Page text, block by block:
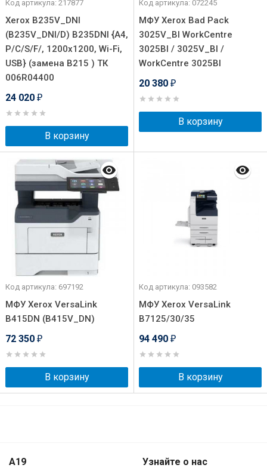
Код артикула: 217877
Xerox B235V_DNI
(B235V_DNI/D) B235DNI {A4,
P/C/S/F/, 1200x1200, Wi-Fi,
USB} (замена B215 ) ТК
006R04400
24 020 ₽
В корзину
Код артикула: 072245
МФУ Xerox Bad Pack
3025V_BI WorkCentre
3025BI / 3025V_BI /
WorkCentre 3025BI
20 380 ₽
В корзину
Код артикула: 697192
МФУ Xerox VersaLink
B415DN (B415V_DN)
72 350 ₽
В корзину
Код артикула: 093582
МФУ Xerox VersaLink
B7125/30/35
94 490 ₽
В корзину
A19 Узнайте о нас